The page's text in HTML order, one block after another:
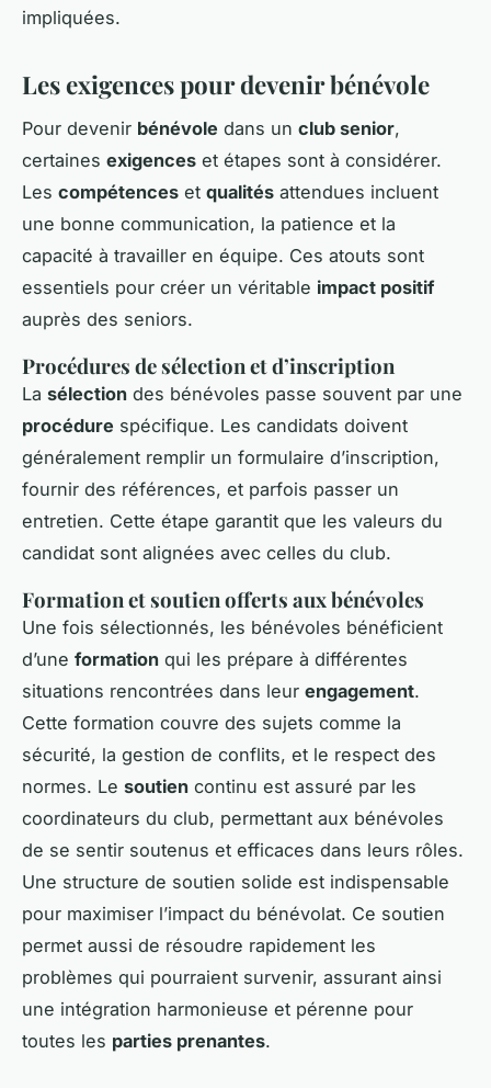
impliquées.
Les exigences pour devenir bénévole
Pour devenir bénévole dans un club senior,
certaines exigences et étapes sont à considérer.
Les compétences et qualités attendues incluent
une bonne communication, la patience et la
capacité à travailler en équipe. Ces atouts sont
essentiels pour créer un véritable impact positif
auprès des seniors.
Procédures de sélection et d’inscription
La sélection des bénévoles passe souvent par une
procédure spécifique. Les candidats doivent
généralement remplir un formulaire d’inscription,
fournir des références, et parfois passer un
entretien. Cette étape garantit que les valeurs du
candidat sont alignées avec celles du club.
Formation et soutien offerts aux bénévoles
Une fois sélectionnés, les bénévoles bénéficient
d’une formation qui les prépare à différentes
situations rencontrées dans leur engagement.
Cette formation couvre des sujets comme la
sécurité, la gestion de conflits, et le respect des
normes. Le soutien continu est assuré par les
coordinateurs du club, permettant aux bénévoles
de se sentir soutenus et efficaces dans leurs rôles.
Une structure de soutien solide est indispensable
pour maximiser l’impact du bénévolat. Ce soutien
permet aussi de résoudre rapidement les
problèmes qui pourraient survenir, assurant ainsi
une intégration harmonieuse et pérenne pour
toutes les parties prenantes.